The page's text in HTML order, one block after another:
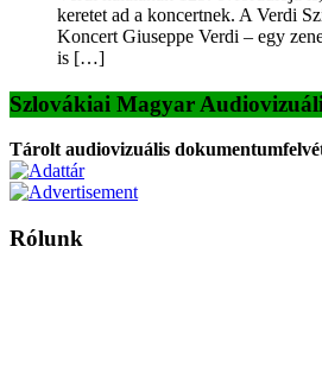
keretet ad a koncertnek. A Verdi
Koncert Giuseppe Verdi – egy
is […]
Szlovákiai Magyar
Tárolt audiovizuális
Rólunk